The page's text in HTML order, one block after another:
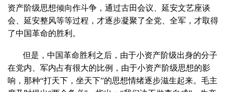
资产阶级思想倾向作斗争，通过古田会议、延安文艺座谈
会、延安整风等等过程，才逐步凝聚了全党、全军，才取得
了中国革命的胜利。
但是，中国革命胜利之后，由于小资产阶级出身的分子
在党内、军内占有很大的比例，由于小资产阶级思想的影
响，那种“打天下，坐天下”的思想情绪逐步滋生起来。毛主